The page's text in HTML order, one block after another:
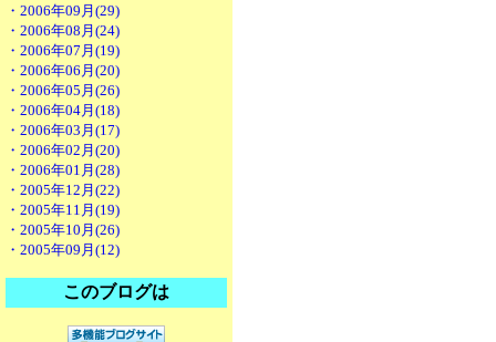
・2006年09月(29)
・2006年08月(24)
・2006年07月(19)
・2006年06月(20)
・2006年05月(26)
・2006年04月(18)
・2006年03月(17)
・2006年02月(20)
・2006年01月(28)
・2005年12月(22)
・2005年11月(19)
・2005年10月(26)
・2005年09月(12)
このブログは